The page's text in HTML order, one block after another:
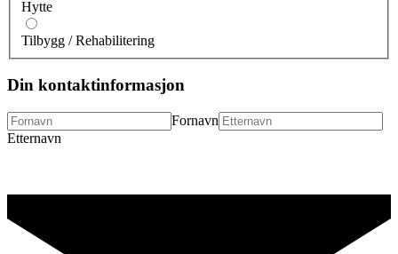
Hytte
Tilbygg / Rehabilitering
Din kontaktinformasjon
Fornavn
Etternavn